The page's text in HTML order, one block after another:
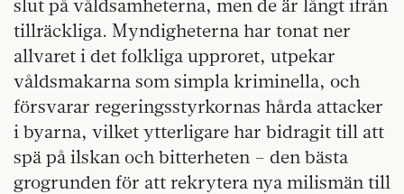
slut på våldsamheterna, men de är långt ifrån
tillräckliga. Myndigheterna har tonat ner
allvaret i det folkliga upproret, utpekar
våldsmakarna som simpla kriminella, och
försvarar regeringsstyrkornas hårda attacker
i byarna, vilket ytterligare har bidragit till att
spä på ilskan och bitterheten – den bästa
grogrunden för att rekrytera nya milismän till